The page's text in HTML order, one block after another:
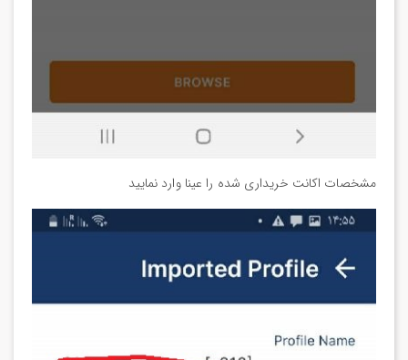
مشخصات اکانت خریداری شده را عینا وارد نمایید